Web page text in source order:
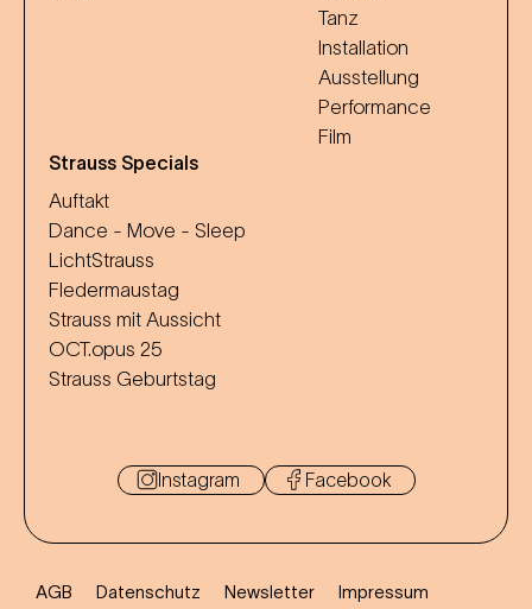
Tanz
Installation
Ausstellung
Performance
Film
Strauss Specials
Auftakt
Dance - Move - Sleep
LichtStrauss
Fledermaustag
Strauss mit Aussicht
OCT.opus 25
Strauss Geburtstag
Instagram Facebook
AGB Datenschutz Newsletter Impressum